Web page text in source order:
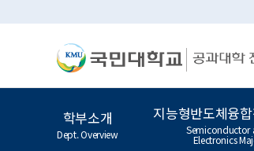
학부소개
Dept. Overview
지능형반도체융
Semiconductor
Electronics